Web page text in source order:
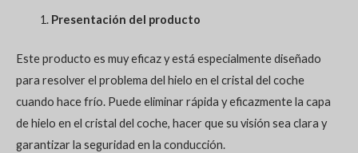
Presentación del producto
Este producto es muy eficaz y está especialmente diseñado
para resolver el problema del hielo en el cristal del coche
cuando hace frío. Puede eliminar rápida y eficazmente la capa
de hielo en el cristal del coche, hacer que su visión sea clara y
garantizar la seguridad en la conducción.